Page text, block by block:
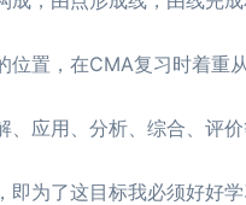
位置，在CMA复习时着重
、应用、分析、综合、评
即为了这目标我必须好好